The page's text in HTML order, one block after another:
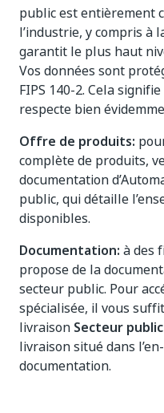
public est entièrement
l’industrie, y compris à
garantit le plus haut
Vos données sont
FIPS 140-2. Cela
respecte bien
Offre de produits:
complète de produits,
documentation
public, qui détaille
disponibles.
Documentation: à des
propose de la
secteur public. Pour
spécialisée, il vous
livraison Secteur public
livraison situé dans
documentation.